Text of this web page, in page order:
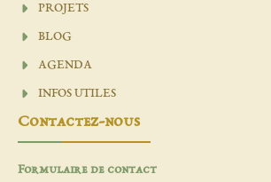
PROJETS
BLOG
AGENDA
INFOS UTILES
Contactez-nous
Formulaire de contact